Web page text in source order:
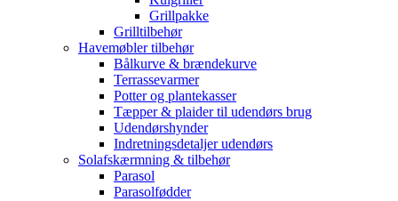
Grillpakke
Grilltilbehør
Havemøbler tilbehør
Bålkurve & brændekurve
Terrassevarmer
Potter og plantekasser
Tæpper & plaider til udendørs brug
Udendørshynder
Indretningsdetaljer udendørs
Solafskærmning & tilbehør
Parasol
Parasolfødder